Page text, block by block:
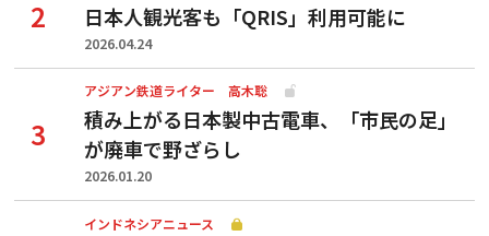
日本人観光客も「QRIS」利用可能に
2026.04.24
アジアン鉄道ライター 高木聡
積み上がる日本製中古電車、「市民の足」
が廃車で野ざらし
2026.01.20
インドネシアニュース